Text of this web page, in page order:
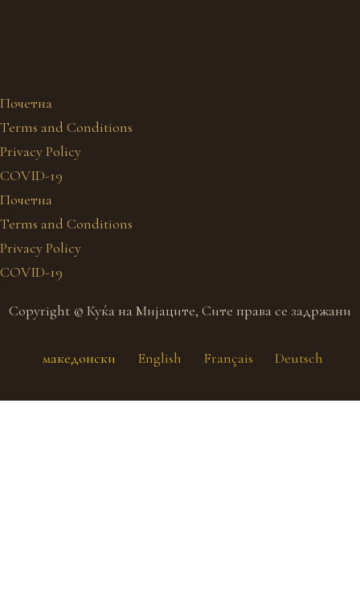
Почетна
Terms and Conditions
Privacy Policy
COVID-19
Почетна
Terms and Conditions
Privacy Policy
COVID-19
Copyright © Куќа на Мијаците, Сите права се задржани
македонски English Français Deutsch